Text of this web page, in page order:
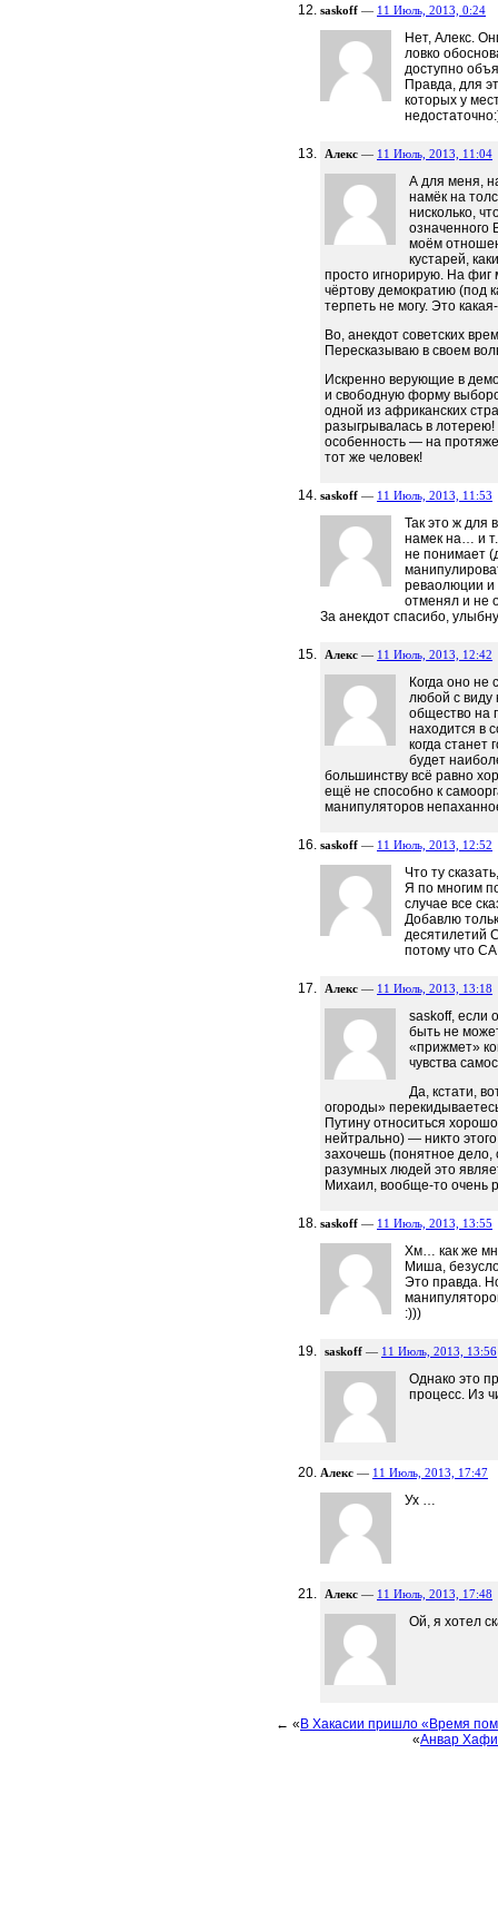
saskoff — 11 Июль, 2013, 0:24
Нет, Алекс.
ловко
доступно
Правда, для
которых у
Алекс — 11 Июль, 2013, 11:04
А для меня,
намёк на
нисколько,
означенного
моём
кустарей,
просто игнорирую. На
чёртову демократию (под
терпеть не могу. Это
Во, анекдот советских
Пересказываю в своем
Искренно верующие в
и свободную форму
одной из африканских
разыгрывалась в
особенность — на
тот же человек!
saskoff — 11 Июль, 2013, 11:53
Так это ж для
намек на… и
не понимает
реваолюции и
отменял и не
За анекдот спасибо,
Алекс — 11 Июль, 2013, 12:42
Когда оно не
любой с виду
общество на
находится в
когда станет
будет
большинству всё равно
ещё не способно к
манипуляторов
saskoff — 11 Июль, 2013, 12:52
Что ту
Я по многим
случае все
Добавлю
десятилетий
потому что
Алекс — 11 Июль, 2013, 13:18
saskoff, если
быть не
«прижмет»
чувства
Да, кстати,
огороды»
Путину относиться
нейтрально) — никто
захочешь (понятное
разумных людей это
Михаил, вообще-то очень
saskoff — 11 Июль, 2013, 13:55
Хм… как же
Миша,
Это правда.
:)))
saskoff — 11 Июль, 2013, 13:56
Однако это
процесс. Из
Алекс — 11 Июль, 2013, 17:47
Ух …
Алекс — 11 Июль, 2013, 17:48
Ой, я хотел
← « В Хакасии пришло «Время
«Анвар